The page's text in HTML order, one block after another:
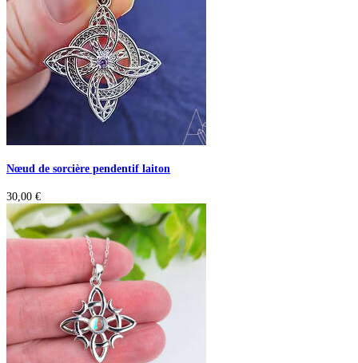
Nœud de sorcière pendentif laiton
30,00 €